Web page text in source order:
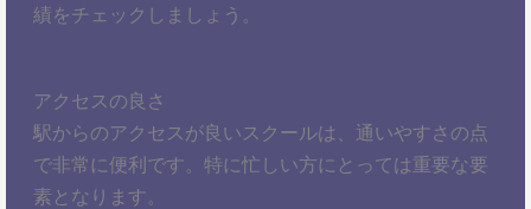
績をチェックしましょう。
アクセスの良さ
駅からのアクセスが良いスクールは、通いやすさの点
で非常に便利です。特に忙しい方にとっては重要な要
素となります。